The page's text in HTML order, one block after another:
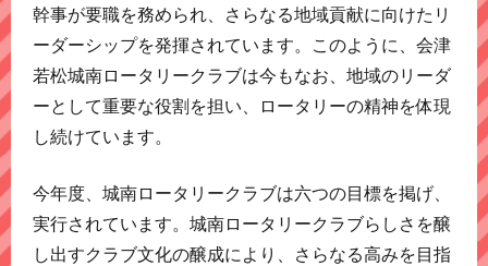
幹事が要職を務められ、さらなる地域貢献に向けたリ
ーダーシップを発揮されています。このように、会津
若松城南ロータリークラブは今もなお、地域のリーダ
ーとして重要な役割を担い、ロータリーの精神を体現
し続けています。
今年度、城南ロータリークラブは六つの目標を掲げ、
実行されています。城南ロータリークラブらしさを醸
し出すクラブ文化の醸成により、さらなる高みを目指